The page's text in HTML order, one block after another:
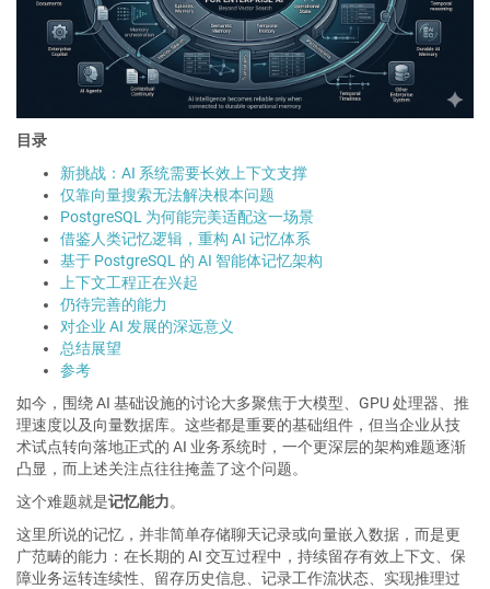
目录
新挑战：AI 系统需要长效上下文支撑
仅靠向量搜索无法解决根本问题
PostgreSQL 为何能完美适配这一场景
借鉴人类记忆逻辑，重构 AI 记忆体系
基于 PostgreSQL 的 AI 智能体记忆架构
上下文工程正在兴起
仍待完善的能力
对企业 AI 发展的深远意义
总结展望
参考
如今，围绕 AI 基础设施的讨论大多聚焦于大模型、GPU 处理器、推
理速度以及向量数据库。这些都是重要的基础组件，但当企业从技
术试点转向落地正式的 AI 业务系统时，一个更深层的架构难题逐渐
凸显，而上述关注点往往掩盖了这个问题。
这个难题就是记忆能力。
这里所说的记忆，并非简单存储聊天记录或向量嵌入数据，而是更
广范畴的能力：在长期的 AI 交互过程中，持续留存有效上下文、保
障业务运转连续性、留存历史信息、记录工作流状态、实现推理过